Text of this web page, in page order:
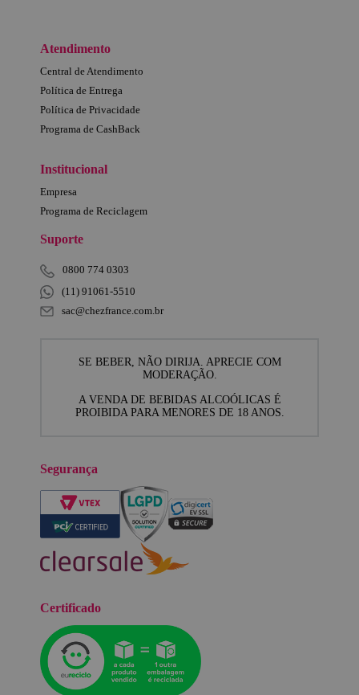
Atendimento
Central de Atendimento
Política de Entrega
Política de Privacidade
Programa de CashBack
Institucional
Empresa
Programa de Reciclagem
Suporte
0800 774 0303
(11) 91061-5510
sac@chezfrance.com.br
SE BEBER, NÃO DIRIJA. APRECIE COM
MODERAÇÃO.
A VENDA DE BEBIDAS ALCOÓLICAS É
PROIBIDA PARA MENORES DE 18 ANOS.
Segurança
Certificado